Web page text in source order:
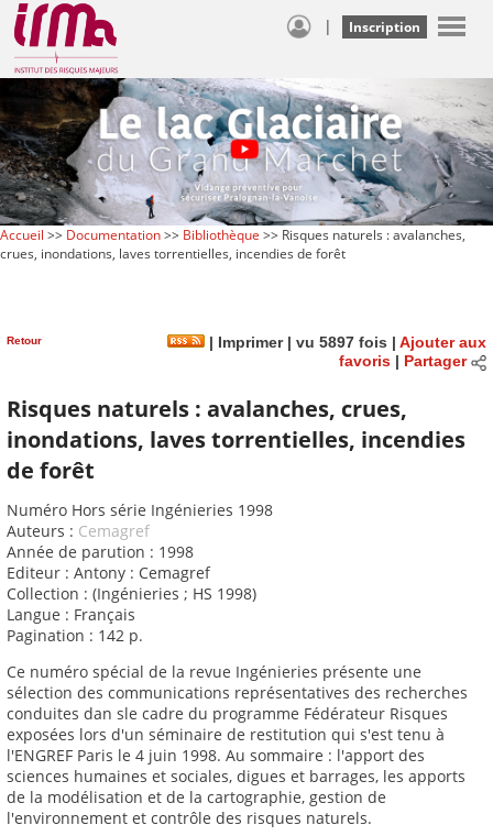
| Inscription
Accueil >> Documentation>> Bibliothèque >> Risques naturels : avalanches,
crues, inondations, laves torrentielles, incendies de forêt
Retour | Imprimer| vu 5897 fois | Ajouter aux
favoris| Partager
Risques naturels : avalanches, crues,
inondations, laves torrentielles, incendies
de forêt
Numéro Hors série Ingénieries 1998
Auteurs : Cemagref
Année de parution : 1998
Editeur : Antony : Cemagref
Collection : (Ingénieries ; HS 1998)
Langue : Français
Pagination : 142 p.
Ce numéro spécial de la revue Ingénieries présente une
sélection des communications représentatives des recherches
conduites dan sle cadre du programme Fédérateur Risques
exposées lors d'un séminaire de restitution qui s'est tenu à
l'ENGREF Paris le 4 juin 1998. Au sommaire : l'apport des
sciences humaines et sociales, digues et barrages, les apports
de la modélisation et de la cartographie, gestion de
l'environnement et contrôle des risques naturels.